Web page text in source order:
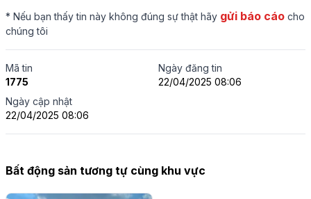
* Nếu bạn thấy tin này không đúng sự thật hãy gửi báo cáo cho
chúng tôi
Mã tin
1775
Ngày đăng tin
22/04/2025 08:06
Ngày cập nhật
22/04/2025 08:06
Bất động sản tương tự cùng khu vực